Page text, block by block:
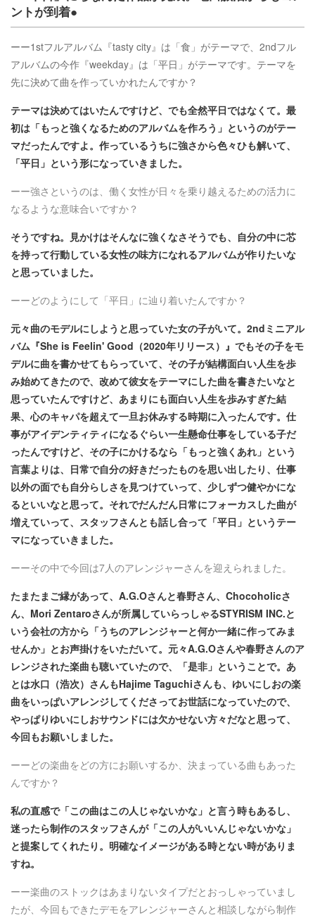
ントが到着●
ーー1stフルアルバム『tasty city』は「食」がテーマで、2ndフル
アルバムの今作『weekday』は「平日」がテーマです。テーマを
先に決めて曲を作っていかれたんですか？
テーマは決めてはいたんですけど、でも全然平日ではなくて。最
初は「もっと強くなるためのアルバムを作ろう」というのがテー
マだったんですよ。作っているうちに強さから色々ひも解いて、
「平日」という形になっていきました。
ーー強さというのは、働く女性が日々を乗り越えるための活力に
なるような意味合いですか？
そうですね。見かけはそんなに強くなさそうでも、自分の中に芯
を持って行動している女性の味方になれるアルバムが作りたいな
と思っていました。
ーーどのようにして「平日」に辿り着いたんですか？
元々曲のモデルにしようと思っていた女の子がいて。2ndミニアル
バム『She is Feelin' Good（2020年リリース）』でもその子をモ
デルに曲を書かせてもらっていて、その子が結構面白い人生を歩
み始めてきたので、改めて彼女をテーマにした曲を書きたいなと
思っていたんですけど、あまりにも面白い人生を歩みすぎた結
果、心のキャパを超えて一旦お休みする時期に入ったんです。仕
事がアイデンティティになるぐらい一生懸命仕事をしている子だ
ったんですけど、その子にかけるなら「もっと強くあれ」という
言葉よりは、日常で自分の好きだったものを思い出したり、仕事
以外の面でも自分らしさを見つけていって、少しずつ健やかにな
るといいなと思って。それでだんだん日常にフォーカスした曲が
増えていって、スタッフさんとも話し合って「平日」というテー
マになっていきました。
ーーその中で今回は7人のアレンジャーさんを迎えられました。
たまたまご縁があって、A.G.Oさんと春野さん、Chocoholicさ
ん、Mori Zentaroさんが所属していらっしゃるSTYRISM INC.と
いう会社の方から「うちのアレンジャーと何か一緒に作ってみま
せんか」とお声掛けをいただいて。元々A.G.Oさんや春野さんのア
レンジされた楽曲も聴いていたので、「是非」ということで。あ
とは水口（浩次）さんもHajime Taguchiさんも、ゆいにしおの楽
曲をいっぱいアレンジしてくださってお世話になっていたので、
やっぱりゆいにしおサウンドには欠かせない方々だなと思って、
今回もお願いしました。
ーーどの楽曲をどの方にお願いするか、決まっている曲もあった
んですか？
私の直感で「この曲はこの人じゃないかな」と言う時もあるし、
迷ったら制作のスタッフさんが「この人がいいんじゃないかな」
と提案してくれたり。明確なイメージがある時とない時がありま
すね。
ーー楽曲のストックはあまりないタイプだとおっしゃっていまし
たが、今回もできたデモをアレンジャーさんと相談しながら制作